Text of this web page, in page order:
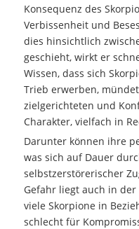
Konsequenz des
Verbissenheit und
dies hinsichtlich
geschieht, wirkt er
Wissen, dass sich
Trieb erwerben,
zielgerichteten und
Charakter, vielfach in
Darunter können ihre
was sich auf Dauer
selbstzerstörerischer
Gefahr liegt auch in
viele Skorpione in
schlecht für